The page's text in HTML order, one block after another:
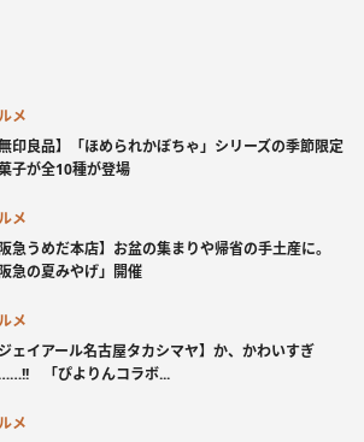
メ
無印良品】「ほめられかぼちゃ」シリーズの季節限定
子が全10種が登場
メ
阪急うめだ本店】お盆の集まりや帰省の手土産に。
阪急の夏みやげ」開催
メ
ジェイアール名古屋タカシマヤ】か、かわいすぎ
「ぴよりんコラボ...
メ